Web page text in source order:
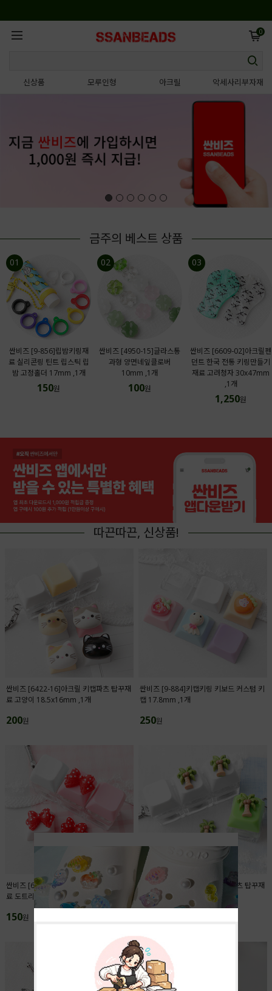
0
신상품 모루인형 아크릴 악세사리부자재
금주의 베스트 상품
01
싼비즈 [9-856]립밤키링재
료 실리콘링 틴트 립스틱 립
밤 고정홀더 17mm ,1개
150원
02
싼비즈 [4950-15]글라스통
과형 양면네잎클로버
10mm ,1개
100원
03
싼비즈 [6609-02]아크릴펜
던트 한국 전통 키링만들기
재료 고려청자 30x47mm
,1개
1,250원
따끈따끈, 신상품!
싼비즈 [6422-16]아크릴 키캡파츠 탑꾸재
료 고양이 18.5x16mm ,1개
200원
싼비즈 [9-884]키캡키링 키보드 커스텀 키
캡 17.8mm ,1개
250원
싼비즈 [6425-03]아크릴 키캡파츠 탑꾸재
료 도트리본 18x13.4mm ,1개
150원
싼비즈 [6422-14]아크릴 키캡파츠 탑꾸재
료 야자수 11.5x12.5mm ,1개